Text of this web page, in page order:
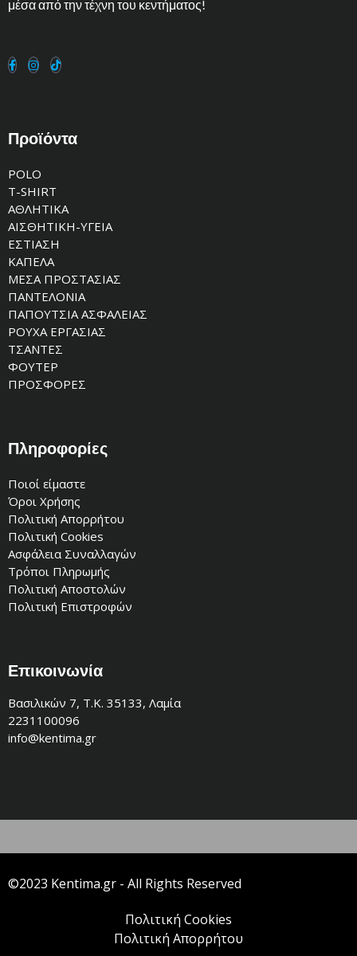
μέσα από την τέχνη του κεντήματος!
Προϊόντα
POLO
T-SHIRT
ΑΘΛΗΤΙΚΑ
ΑΙΣΘΗΤΙΚΗ-ΥΓΕΙΑ
ΕΣΤΙΑΣΗ
ΚΑΠΕΛΑ
ΜΕΣΑ ΠΡΟΣΤΑΣΙΑΣ
ΠΑΝΤΕΛΟΝΙΑ
ΠΑΠΟΥΤΣΙΑ ΑΣΦΑΛΕΙΑΣ
ΡΟΥΧΑ ΕΡΓΑΣΙΑΣ
ΤΣΑΝΤΕΣ
ΦΟΥΤΕΡ
ΠΡΟΣΦΟΡΕΣ
Πληροφορίες
Ποιοί είμαστε
Όροι Χρήσης
Πολιτική Απορρήτου
Πολιτική Cookies
Ασφάλεια Συναλλαγών
Τρόποι Πληρωμής
Πολιτική Αποστολών
Πολιτική Επιστροφών
Επικοινωνία
Βασιλικών 7, Τ.Κ. 35133, Λαμία
2231100096
info@kentima.gr
©2023 Kentima.gr - All Rights Reserved
Πολιτική Cookies
Πολιτική Απορρήτου